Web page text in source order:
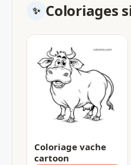
Coloriages
Coloriage vache
cartoon